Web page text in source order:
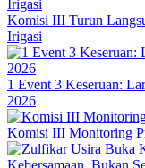
Komisi III Turun
Irigasi
1 Event 3 Keseruan:
2026
Komisi III Monitoring